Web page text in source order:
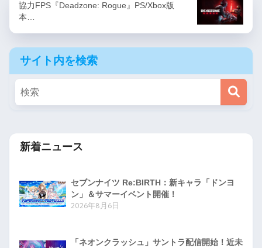
協力FPS『Deadzone: Rogue』PS/Xbox版
本…
サイト内を検索
新着ニュース
セブンナイツ Re:BIRTH：新キャラ「ドンヨ
ン」＆サマーイベント開催！
2026年8月6日
「ネオンクラッシュ」サントラ配信開始！近未